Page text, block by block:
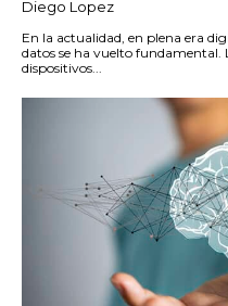
Diego Lopez
En la actualidad, en plena era
datos se ha vuelto fundamental.
dispositivos...